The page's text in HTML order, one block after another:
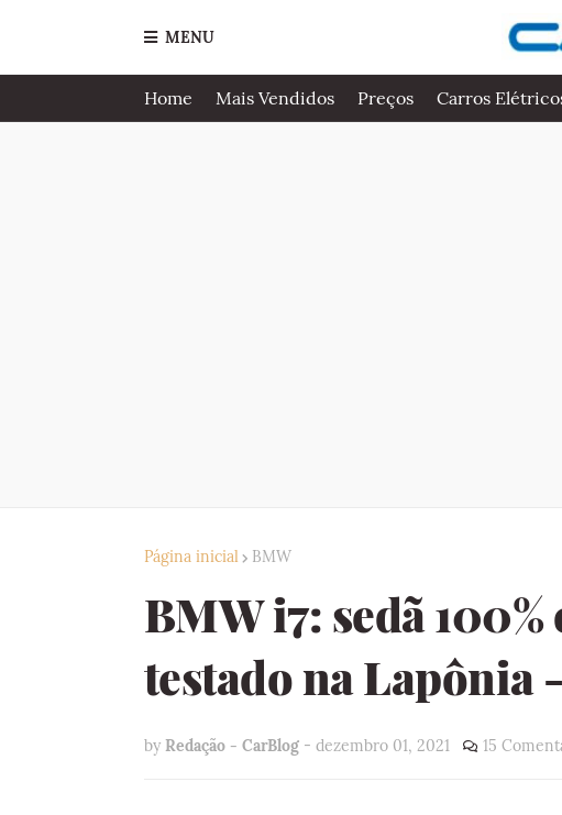
MENU
Home Mais Vendidos Preços Carros
Página inicial BMW
BMW i7: sedã
testado na Lapônia
by Redação - CarBlog - dezembro 01, 2021 15